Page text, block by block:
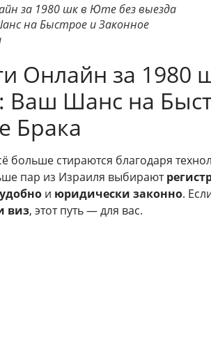
за 1980 шк в Юте без выезда
на Быстрое и Законное
Онлайн за 1980
Ваш Шанс на
Брака
больше стираются благодаря
пар из Израиля выбирают
удобно и юридически законно.
виз, этот путь — для вас.